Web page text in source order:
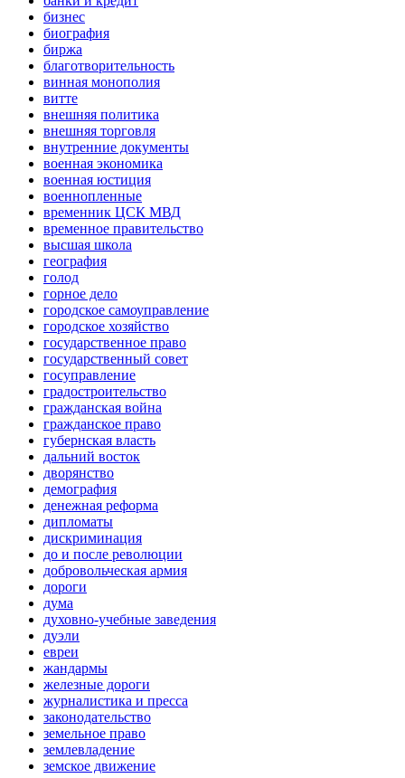
бизнес
биография
биржа
благотворительность
винная монополия
витте
внешняя политика
внешняя торговля
внутренние документы
военная экономика
военная юстиция
военнопленные
временник ЦСК МВД
временное правительство
высшая школа
география
голод
горное дело
городское самоуправление
городское хозяйство
государственное право
государственный совет
госуправление
градостроительство
гражданская война
гражданское право
губернская власть
дальний восток
дворянство
демография
денежная реформа
дипломаты
дискриминация
до и после революции
добровольческая армия
дороги
дума
духовно-учебные заведения
дуэли
евреи
жандармы
железные дороги
журналистика и пресса
законодательство
земельное право
землевладение
земское движение